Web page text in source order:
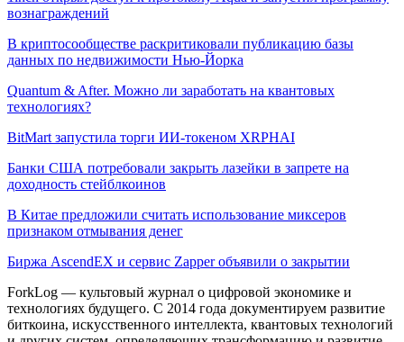
вознаграждений
В криптосообществе раскритиковали публикацию базы
данных по недвижимости Нью-Йорка
Quantum & After. Можно ли заработать на квантовых
технологиях?
BitMart запустила торги ИИ-токеном XRPHAI
Банки США потребовали закрыть лазейки в запрете на
доходность стейблкоинов
В Китае предложили считать использование миксеров
признаком отмывания денег
Биржа AscendEX и сервис Zapper объявили о закрытии
ForkLog — культовый журнал о цифровой экономике и
технологиях будущего. С 2014 года документируем развитие
биткоина, искусственного интеллекта, квантовых технологий